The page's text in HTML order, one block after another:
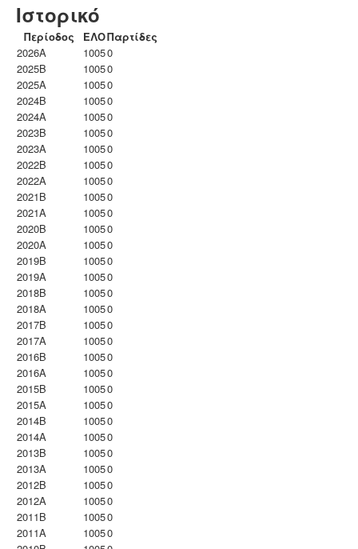
Ιστορικό
Περίοδος ΕΛΟΠαρτίδες
2026A
10050
2025B
10050
2025A
10050
2024B
10050
2024A
10050
2023B
10050
2023Α
10050
2022B
10050
2022A
10050
2021B
10050
2021A
10050
2020B
10050
2020A
10050
2019B
10050
2019A
10050
2018B
10050
2018A
10050
2017B
10050
2017A
10050
2016B
10050
2016A
10050
2015B
10050
2015A
10050
2014B
10050
2014A
10050
2013B
10050
2013A
10050
2012B
10050
2012A
10050
2011B
10050
2011A
10050